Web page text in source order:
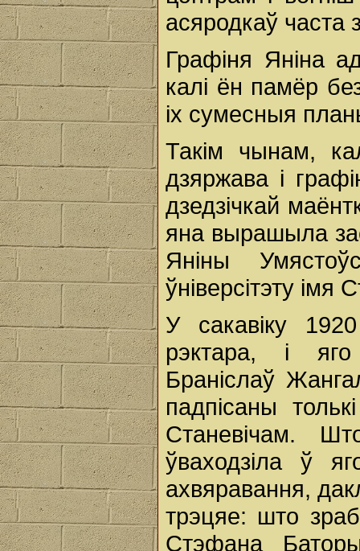
асяродкаў часта
Графіня Яніна
калі ён памёр
іх сумесныя
Такім чынам,
дзяржава і
дзедзічкай
яна вырашыла
Яніны
ўніверсітэту
У сакавіку
рэктара, і
Браніслаў
падпісаны
Станевічам.
ўваходзіла ў
ахвяравання,
трэцяе: што
Стэфана